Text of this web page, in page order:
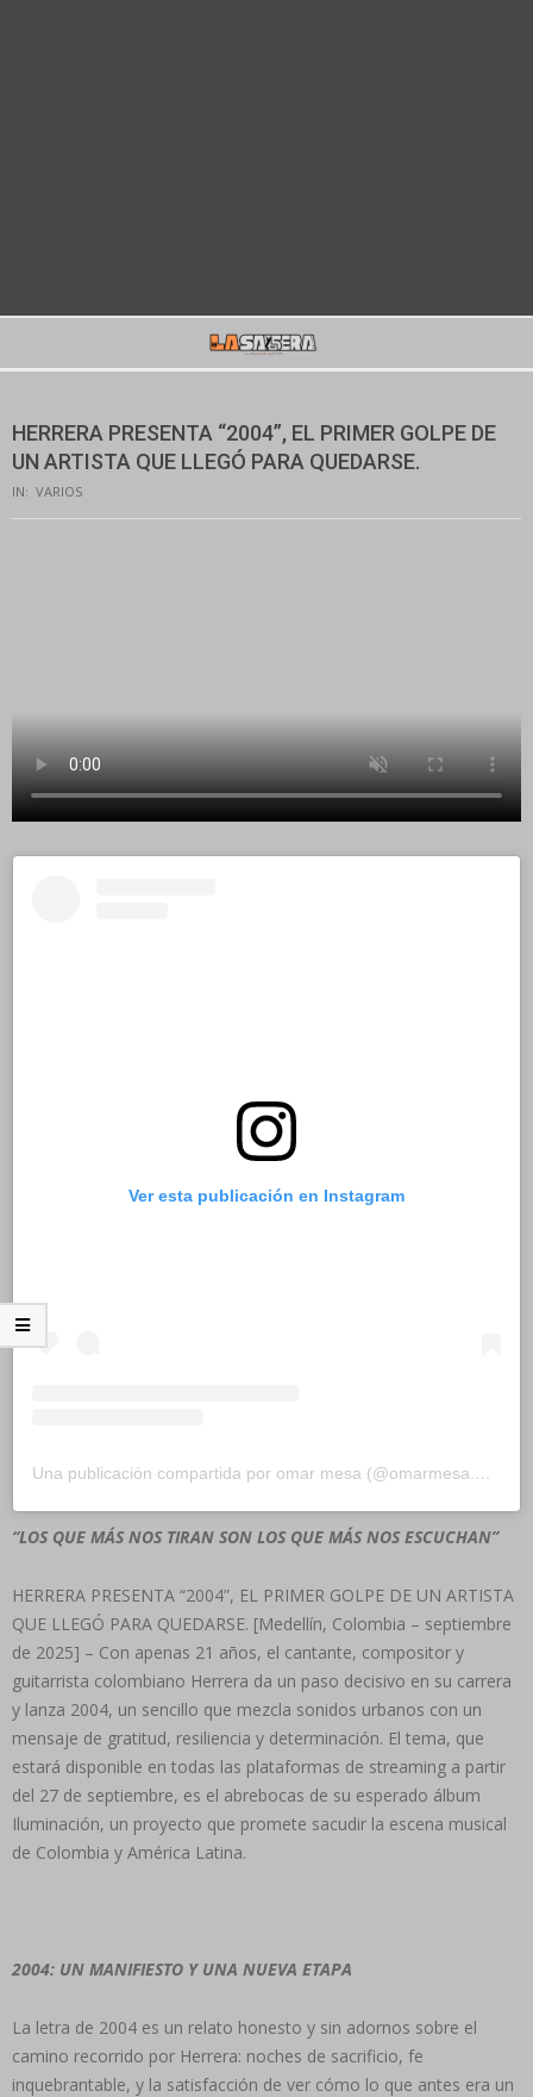
HERRERA PRESENTA “2004”, EL PRIMER GOLPE DE
UN ARTISTA QUE LLEGÓ PARA QUEDARSE.
IN: VARIOS
Ver esta publicación en Instagram
Una publicación compartida por omar mesa (@omarmesa.marketingdigital)
“LOS QUE MÁS NOS TIRAN SON LOS QUE MÁS NOS ESCUCHAN”
HERRERA PRESENTA “2004”, EL PRIMER GOLPE DE UN ARTISTA
QUE LLEGÓ PARA QUEDARSE. [Medellín, Colombia – septiembre
de 2025] – Con apenas 21 años, el cantante, compositor y
guitarrista colombiano Herrera da un paso decisivo en su carrera
y lanza 2004, un sencillo que mezcla sonidos urbanos con un
mensaje de gratitud, resiliencia y determinación. El tema, que
estará disponible en todas las plataformas de streaming a partir
del 27 de septiembre, es el abrebocas de su esperado álbum
Iluminación, un proyecto que promete sacudir la escena musical
de Colombia y América Latina.
2004: UN MANIFIESTO Y UNA NUEVA ETAPA
La letra de 2004 es un relato honesto y sin adornos sobre el
camino recorrido por Herrera: noches de sacrificio, fe
inquebrantable, y la satisfacción de ver cómo lo que antes era un